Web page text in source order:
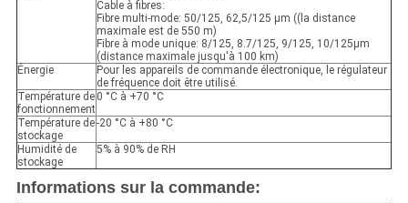
Cable à fibres:
Fibre multi-mode: 50/125, 62,5/125 μm ((la distance
maximale est de 550 m)
Fibre à mode unique: 8/125, 8.7/125, 9/125, 10/125μm
(distance maximale jusqu'à 100 km)
Énergie
Pour les appareils de commande électronique, le régulateur
de fréquence doit être utilisé.
Température de
fonctionnement
0 °C à +70 °C
Température de
stockage
-20 °C à +80 °C
Humidité de
stockage
5% à 90% de RH
Informations sur la commande: